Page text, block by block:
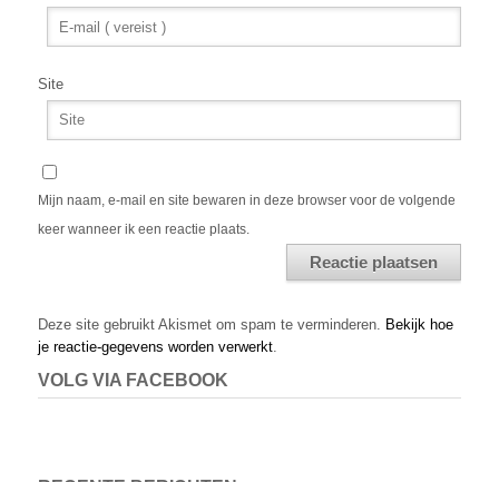
Site
Mijn naam, e-mail en site bewaren in deze browser voor de volgende
keer wanneer ik een reactie plaats.
Deze site gebruikt Akismet om spam te verminderen. Bekijk hoe
je reactie-gegevens worden verwerkt.
VOLG VIA FACEBOOK